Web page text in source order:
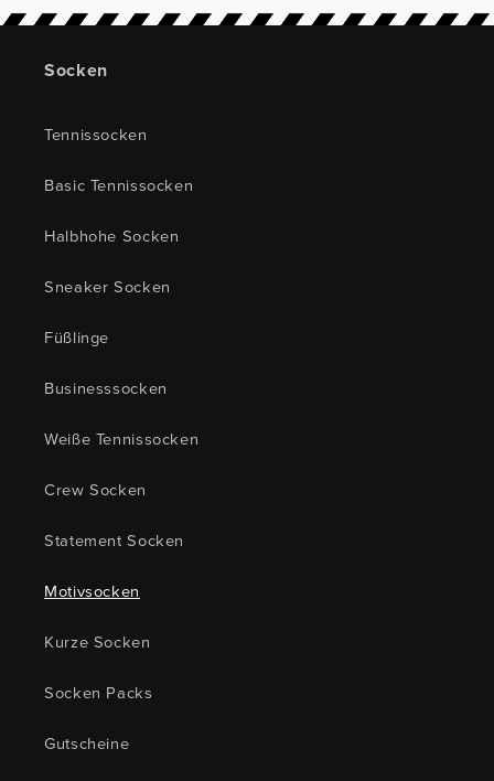
Socken
Tennissocken
Basic Tennissocken
Halbhohe Socken
Sneaker Socken
Füßlinge
Businesssocken
Weiße Tennissocken
Crew Socken
Statement Socken
Motivsocken
Kurze Socken
Socken Packs
Gutscheine